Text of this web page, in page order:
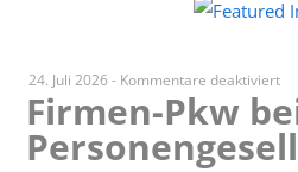
24. Juli 2026 - Kommentare deaktiviertfür
Pkw
Firmen-Pkw